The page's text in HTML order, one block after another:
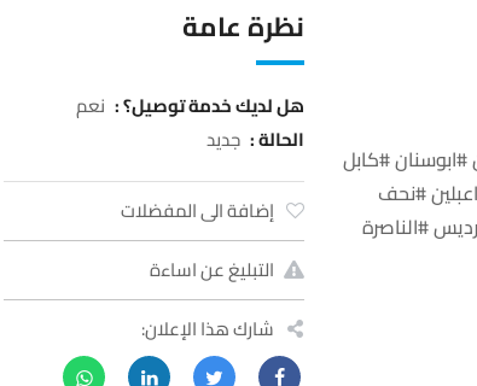
#كابل
#نحف
#الناصرة
نظرة عامة
هل لديك خدمة توصيل؟ : نعم
الحالة : جديد
إضافة الى المفضلات
التبليغ عن اساءة
شارك هذا الإعلان: